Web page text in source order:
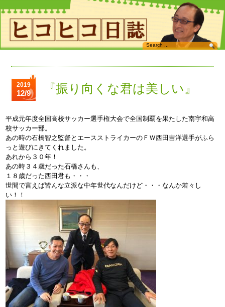
2019
12/9 『振り向くな君は美しい』
平成元年度全国高校サッカー選手権大会で全国制覇を果たした南宇和高
校サッカー部。
あの時の石橋智之監督とエースストライカーのＦＷ西田吉洋選手がふら
っと遊びにきてくれました。
あれから３０年！
あの時３４歳だった石橋さんも、
１８歳だった西田君も・・・
世間で言えば皆んな立派な中年世代なんだけど・・・なんか若々し
い！！